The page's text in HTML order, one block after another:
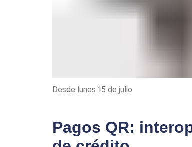
Desde lunes 15 de julio
Pagos QR: